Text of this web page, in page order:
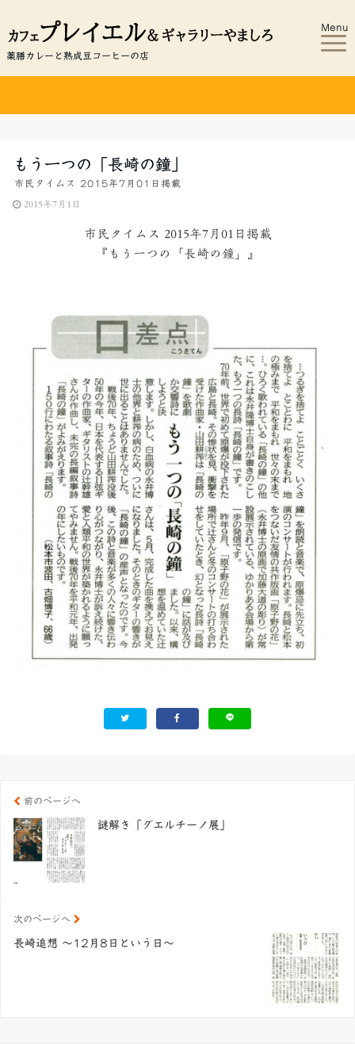
薬膳カレーと熟成豆コーヒーの店
Menu
もう一つの「長崎の鐘」
市民タイムス 2015年7月01日掲載
2015年7月1日
市民タイムス 2015年7月01日掲載
『もう一つの「長崎の鐘」』
前のページへ
謎解き「グエルチーノ展」
次のページへ
長崎追想 ～12月8日という日～